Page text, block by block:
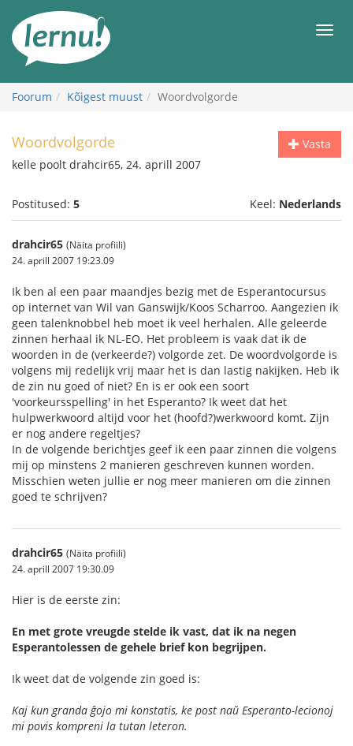
juurde
Foorum Kõigest muust Woordvolgorde
Vasta
Woordvolgorde
kelle poolt drahcir65, 24. aprill 2007
Postitused: 5 Keel: Nederlands
drahcir65 (Näita profiili)
24. aprill 2007 19:23.09
Ik ben al een paar maandjes bezig met de Esperantocursus
op internet van Wil van Ganswijk/Koos Scharroo. Aangezien ik
geen talenknobbel heb moet ik veel herhalen. Alle geleerde
zinnen herhaal ik NL-EO. Het probleem is vaak dat ik de
woorden in de (verkeerde?) volgorde zet. De woordvolgorde is
volgens mij redelijk vrij maar het is dan lastig nakijken. Heb ik
de zin nu goed of niet? En is er ook een soort
'voorkeursspelling' in het Esperanto? Ik weet dat het
hulpwerkwoord altijd voor het (hoofd?)werkwoord komt. Zijn
er nog andere regeltjes?
In de volgende berichtjes geef ik een paar zinnen die volgens
mij op minstens 2 manieren geschreven kunnen worden.
Misschien weten jullie er nog meer manieren om die zinnen
goed te schrijven?
drahcir65 (Näita profiili)
24. aprill 2007 19:30.09
Hier is de eerste zin:
En met grote vreugde stelde ik vast, dat ik na negen
Esperantolessen de gehele brief kon begrijpen.
Ik weet dat de volgende zin goed is:
Kaj kun granda ĝojo mi konstatis, ke post naŭ Esperanto-lecionoj
mi povis kompreni la tutan leteron.